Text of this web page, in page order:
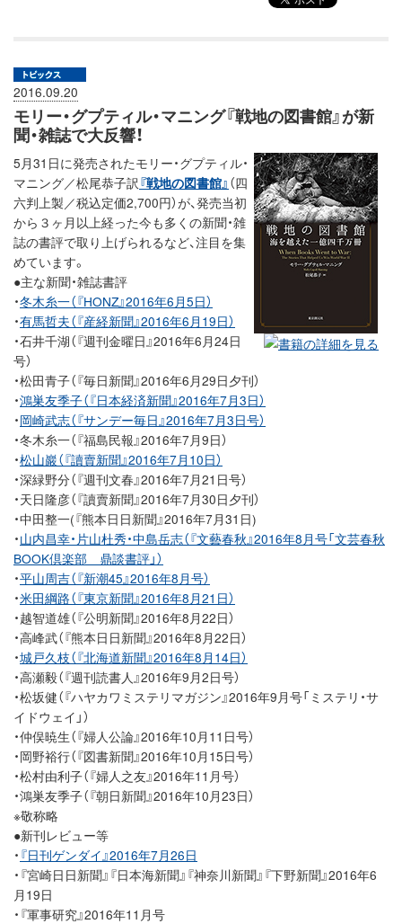
2016.09.20
モリー・グプティル・マニング『戦地の図書館』が新
聞・雑誌で大反響！
5月31日に発売されたモリー・グプティル・
マニング／松尾恭子訳 『戦地の図書館』 （四
六判上製／税込定価2,700円）が、発売当初
から３ヶ月以上経った今も多くの新聞・雑
誌の書評で取り上げられるなど、注目を集
めています。
●主な新聞・雑誌書評
・冬木糸一（『HONZ』2016年6月5日）
・有馬哲夫（『産経新聞』2016年6月19日）
・石井千湖（『週刊金曜日』2016年6月24日
号）
・松田青子（『毎日新聞』2016年6月29日夕刊）
・鴻巣友季子（『日本経済新聞』2016年7月3日）
・岡崎武志（『サンデー毎日』2016年7月3日号）
・冬木糸一（『福島民報』2016年7月9日）
・松山巖（『讀賣新聞』2016年7月10日）
・深緑野分（『週刊文春』2016年7月21日号）
・天日隆彦（『讀賣新聞』2016年7月30日夕刊）
・中田整一(『熊本日日新聞』2016年7月31日)
・山内昌幸・片山杜秀・中島岳志（『文藝春秋』2016年8月号「文芸春秋
BOOK倶楽部 鼎談書評」）
・平山周吉（『新潮45』2016年8月号）
・米田綱路（『東京新聞』2016年8月21日）
・越智道雄（『公明新聞』2016年8月22日）
・高峰武（『熊本日日新聞』2016年8月22日）
・城戸久枝（『北海道新聞』2016年8月14日）
・高瀬毅（『週刊読書人』2016年9月2日号）
・松坂健（『ハヤカワミステリマガジン』2016年9月号「ミステリ・サ
イドウェイ」）
・仲俣暁生（『婦人公論』2016年10月11日号）
・岡野裕行（『図書新聞』2016年10月15日号）
・松村由利子（『婦人之友』2016年11月号）
・鴻巣友季子（『朝日新聞』2016年10月23日）
※敬称略
●新刊レビュー等
・ 『日刊ゲンダイ』2016年7月26日
・『宮崎日日新聞』『日本海新聞』『神奈川新聞』『下野新聞』2016年6
月19日
・『軍事研究』2016年11月号